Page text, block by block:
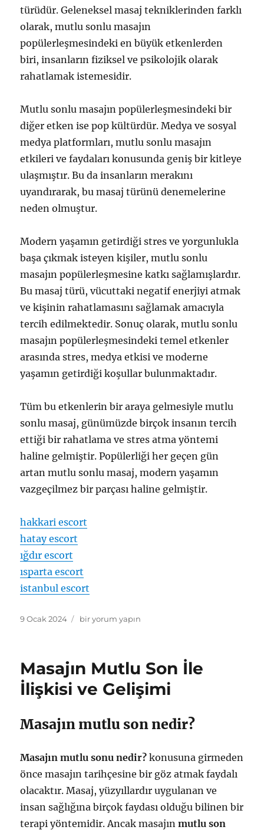
türüdür. Geleneksel masaj tekniklerinden farklı
olarak, mutlu sonlu masajın
popülerleşmesindeki en büyük etkenlerden
biri, insanların fiziksel ve psikolojik olarak
rahatlamak istemesidir.
Mutlu sonlu masajın popülerleşmesindeki bir
diğer etken ise pop kültürdür. Medya ve sosyal
medya platformları, mutlu sonlu masajın
etkileri ve faydaları konusunda geniş bir kitleye
ulaşmıştır. Bu da insanların merakını
uyandırarak, bu masaj türünü denemelerine
neden olmuştur.
Modern yaşamın getirdiği stres ve yorgunlukla
başa çıkmak isteyen kişiler, mutlu sonlu
masajın popülerleşmesine katkı sağlamışlardır.
Bu masaj türü, vücuttaki negatif enerjiyi atmak
ve kişinin rahatlamasını sağlamak amacıyla
tercih edilmektedir. Sonuç olarak, mutlu sonlu
masajın popülerleşmesindeki temel etkenler
arasında stres, medya etkisi ve moderne
yaşamın getirdiği koşullar bulunmaktadır.
Tüm bu etkenlerin bir araya gelmesiyle mutlu
sonlu masaj, günümüzde birçok insanın tercih
ettiği bir rahatlama ve stres atma yöntemi
haline gelmiştir. Popülerliği her geçen gün
artan mutlu sonlu masaj, modern yaşamın
vazgeçilmez bir parçası haline gelmiştir.
hakkari escort
hatay escort
ığdır escort
ısparta escort
istanbul escort
Yayın
9 Ocak 2024
Masajın
İlişkisi
Başladı?
bir yorum yapın
Masajın Mutlu Son İle
İlişkisi ve Gelişimi
Masajın mutlu son nedir?
Masajın mutlu sonu nedir? konusuna girmeden
önce masajın tarihçesine bir göz atmak faydalı
olacaktır. Masaj, yüzyıllardır uygulanan ve
insan sağlığına birçok faydası olduğu bilinen bir
terapi yöntemidir. Ancak masajınmutlu son